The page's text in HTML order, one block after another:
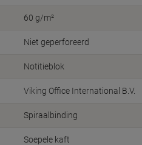
60 g/m²
Niet geperforeerd
Notitieblok
Viking Office International B.V.
Spiraalbinding
Soepele kaft